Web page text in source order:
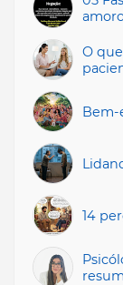
O
Bem-
14